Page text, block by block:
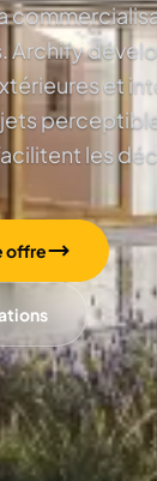
Archify
et
les
offre